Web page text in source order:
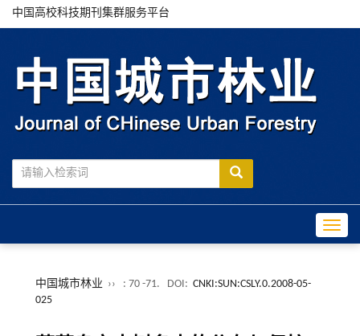
中国高校科技期刊集群服务平台
中国城市林业 ›› : 70 -71. DOI: CNKI:SUN:CSLY.0.2008-05-
025